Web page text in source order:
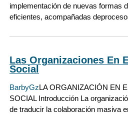
implementación de nuevas formas
eficientes, acompañadas
Las Organizaciones En
Social
BarbyGzLA ORGANIZACIÓN EN
SOCIAL Introducción La
de traducir la colaboración masiva